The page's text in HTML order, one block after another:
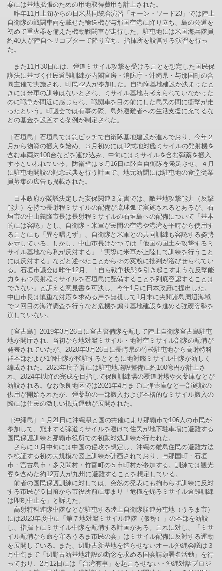
案には基地拡張のための用地取得費用も計上された。
昨年11月上旬からの日米共同統合演習「キーン・ソード23」では陸上
自衛隊の戦闘車両を載せた輸送機が与那国空港に降り立ち、島の公道を
初めて重火器を備えた機動戦闘車が走行した。駐屯地には米国海兵隊員
約40人が陸自ヘリコプターで降り立ち、指揮所を設営する演習を行っ
た。
また11月30日には、弾道ミサイル攻撃を受けることを想定した国民保
護法に基づく住民避難訓練が内閣官房・消防庁・沖縄県・与那国町の合
同主催で実施され、町民22人が参加した。自衛隊基地建設が決まったと
きには米軍の訓練はないとされ、ミサイル基地も考えられていなかった
のに戦争が間近に感じられ、戦闘車を目の前にした島民の間に衝撃が走
ったという。町議会では有事の際、島外避難者への生活支援に充てるな
どの基金を設置する条例が制定された。
［石垣島］石垣島では急ピッチで自衛隊基地建設が進んでおり、今年２
月から物資の搬入を始め、３月初めには12式地対艦ミサイルの発射機を
含む車両約100台などを運び込み、中旬にはミサイルを含む弾薬を搬入
するといわれている。防衛省は３月16日に陸自自衛隊を発足させ、４月
に駐屯地開設の記念式典を行う計画で、地元新聞には駐屯地の食堂従業
員募集の広告も掲載された。
日本政府が閣議決定した安保関連３文書では、敵基地攻撃能力（反撃
能力）を持つ長射程ミサイルの配備が琉球弧で実施されるとあるが、石
垣市の中山義隆市長は長射程ミサイルの石垣島への配備について「基本
的には容認」とし、自衛隊・米軍が民間の空港や港湾を平時から使用す
ることにも「異を唱えず」、自衛隊と米軍との共同訓練も容認する姿勢
を示している。しかし、中山市長はかつては「他国の国土を攻撃するミ
サイル基地なら私が反対する」「実際に米軍が上陸して訓練を行うこと
には反対する」などと述べたことからその変貌に批判が浴びせられてい
る。石垣市議会は昨年12月、「自ら戦争状態を引き起こすような反撃能
力をもつ長射程ミサイルを石垣島に配備することを到底容認することは
できない」と訴える意見書を可決し、今年1月に日本政府に提出した。
中山市長は慎重な対応を求める声を無視して1月末に尖閣諸島周辺海域
で２回目の海洋調査を行うなど危機を煽り基地建設を進める強硬姿勢を
崩していない。
［宮古島］2019年3月26日に宮古警備隊を配して陸上自衛隊宮古島駐屯
地が開庁され、当初から地対艦ミサイル・地対空ミサイル部隊の配備が
発表されていたが、2020年3月26日に長崎県の竹松駐屯地から高射特科
群本部および1個中隊が移駐するとともに地対艦ミサイル中隊が新しく
編成された。2023年度予算には駐屯地施設整備に約100億円が計上さ
れ、2024年以降の完成を目指して保良訓練場の覆道射場や火薬庫などが
新設される。なお保良地区では2021年4月までに弾薬庫など一部施設の
供用が開始されたが、弾薬類の一部搬入および本格的なミサイル搬入の
際には住民の激しい抵抗運動が展開された。
［沖縄島］１月21日に沖縄県と国の共催により那覇市で106人の市民が
参加して、飛来する弾道ミサイルを避けて住民が地下駐車場に避難する
国民保護訓練と那覇市役所での初動対処訓練が行われた。
さらに３月中旬には中国の侵攻を想定し、沖縄の離島住民の避難方法
を検証する初の大規模な図上訓練が計画されており、与那国町・石垣
市・宮古島市・多良間村・竹富町の５市町村が参加する。訓練では観光
客を含めた約12万人が九州に避難することを想定している。
前者の国民保護訓練に対しては、突然の発表にも拘わらず訓練に反対
する市民が５日前から市役所前に集まり「危機を煽るミサイル避難訓練
は即刻中止を」と訴えた。
高射特科連隊中隊などが駐屯する陸上自衛隊勝連分屯地（うるま市）
には2023年度中に「第７地対艦ミサイル連隊（仮称）」の本部を新設
し、指揮下にミサイル中隊を配備する計画がある。これに対し、「ミサ
イル配備から命を守るうるま市民の会」はミサイル配備に反対する運動
を展開している。また、辺野古新基地を造らせないオール沖縄会議は３
月中旬まで「辺野古新基地建設の断念を求める国会請願署名活動」を行
っており、2月12日には「台湾有事」を起こさせない・沖縄対話プロジ